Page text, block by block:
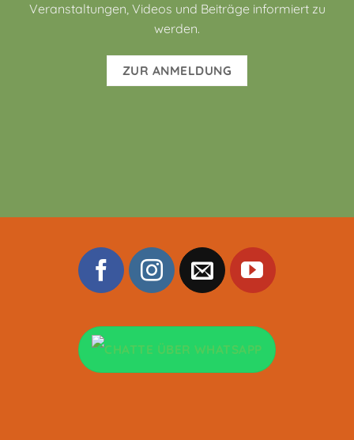
Veranstaltungen, Videos und Beiträge informiert zu
werden.
ZUR ANMELDUNG